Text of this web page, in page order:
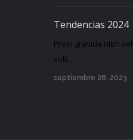
Tendencias 2024
Proin gravida nibh
solli...
septiembre 28, 2023